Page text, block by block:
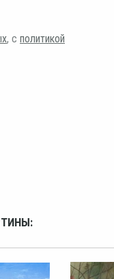
, с политикой